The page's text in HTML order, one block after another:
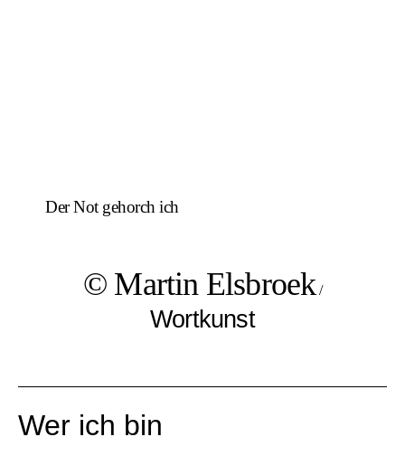
Der Not gehorch ich
© Martin Elsbroek /
Wortkunst
Wer ich bin